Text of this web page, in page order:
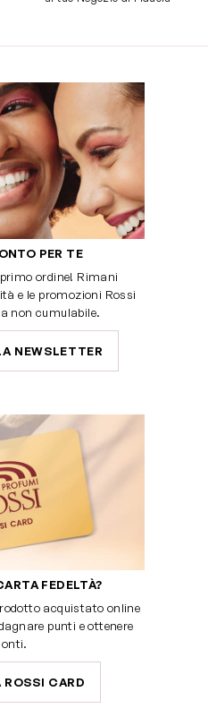
PER TE
ordine! Rimani
e le promozioni Rossi
non cumulabile.
NEWSLETTER
FEDELTÀ?
acquistato online
punti e ottenere
ROSSI CARD